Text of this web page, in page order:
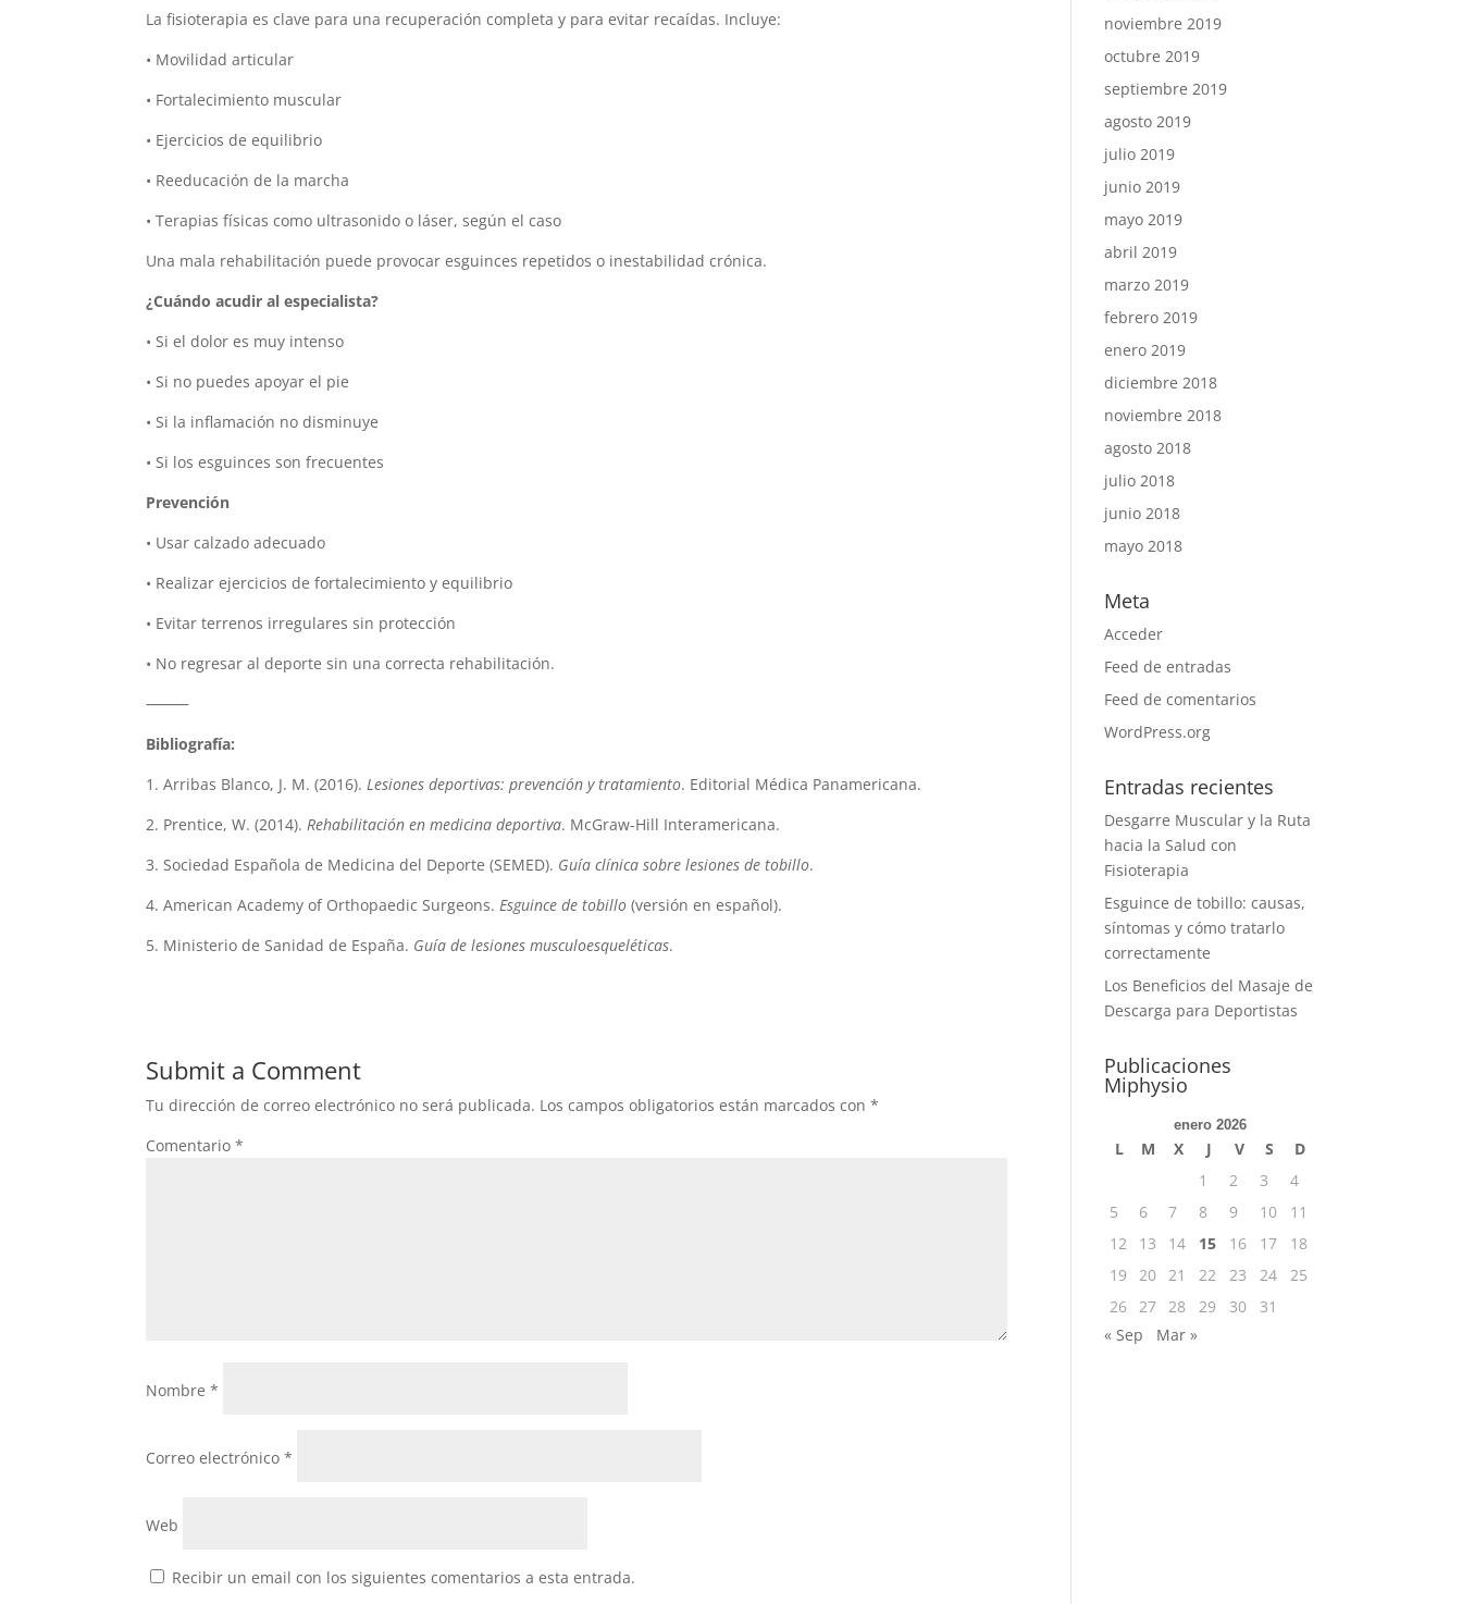
La fisioterapia es clave para una recuperación completa y para evitar recaídas. Incluye:
• Movilidad articular
• Fortalecimiento muscular
• Ejercicios de equilibrio
• Reeducación de la marcha
• Terapias físicas como ultrasonido o láser, según el caso
Una mala rehabilitación puede provocar esguinces repetidos o inestabilidad crónica.
¿Cuándo acudir al especialista?
• Si el dolor es muy intenso
• Si no puedes apoyar el pie
• Si la inflamación no disminuye
• Si los esguinces son frecuentes
Prevención
• Usar calzado adecuado
• Realizar ejercicios de fortalecimiento y equilibrio
• Evitar terrenos irregulares sin protección
• No regresar al deporte sin una correcta rehabilitación.
⸻
Bibliografía:
1. Arribas Blanco, J. M. (2016).Lesiones deportivas: prevención y tratamiento. Editorial Médica Panamericana.
2. Prentice, W. (2014).Rehabilitación en medicina deportiva. McGraw-Hill Interamericana.
3. Sociedad Española de Medicina del Deporte (SEMED). Guía clínica sobre lesiones de tobillo.
4. American Academy of Orthopaedic Surgeons.Esguince de tobillo (versión en español).
5. Ministerio de Sanidad de España. Guía de lesiones musculoesqueléticas.
Submit a Comment
Tu dirección de correo electrónico no será publicada. Los campos obligatorios están marcados con*
Comentario*
Nombre*
Correo electrónico*
Web
Recibir un email con los siguientes comentarios a esta entrada.
noviembre 2019
octubre 2019
septiembre 2019
agosto 2019
julio 2019
junio 2019
mayo 2019
abril 2019
marzo 2019
febrero 2019
enero 2019
diciembre 2018
noviembre 2018
agosto 2018
julio 2018
junio 2018
mayo 2018
Meta
Acceder
Feed de entradas
Feed de comentarios
WordPress.org
Entradas recientes
Desgarre Muscular y la Ruta
hacia la Salud con
Fisioterapia
Esguince de tobillo: causas,
síntomas y cómo tratarlo
correctamente
Los Beneficios del Masaje de
Descarga para Deportistas
Publicaciones
Miphysio
enero 2026
L M X J V S
D
1
2 3
4
5
6 7 8 9 10
11
12
13 14 15 16 17
18
19
20 21 22 23 24
25
26 27 28 29 30
31
« Sep
Mar »